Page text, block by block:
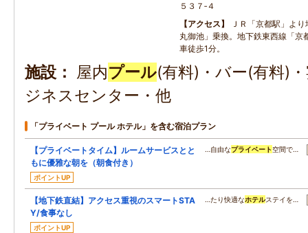
５３７‐４
アクセス
ＪＲ「京都駅」よ
丸御池」乗換。地下鉄東西線「京
車徒歩1分。
施設 屋内プール(有料)・バー(有料)
ジネスセンター・他
「プライベート プール ホテル」を含む宿泊プラン
【プライベートタイム】ルームサービスとと
もに優雅な朝を（朝食付き）
ポイントUP
…自由なプライベート 空間で…
【地下鉄直結】アクセス重視のスマートSTA
Y/食事なし
ポイントUP
…たり快適なホテルステイを…